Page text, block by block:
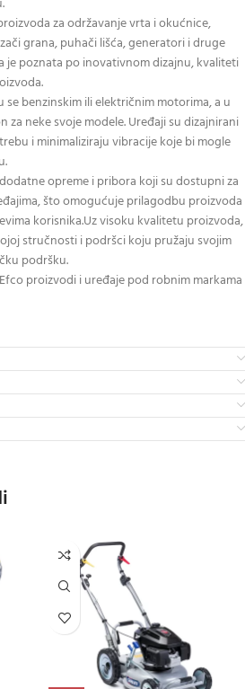
za održavanje vrta i okućnice,
grana, puhači lišća, generatori i druge
je poznata po inovativnom dizajnu, kvaliteti
benzinskim ili električnim motorima, a u
neke svoje modele. Uređaji su dizajnirani
i minimaliziraju vibracije koje bi mogle
opreme i pribora koji su dostupni za
što omogućuje prilagodbu proizvoda
korisnika.Uz visoku kvalitetu proizvoda,
stručnosti i podršci koju pružaju svojim
podršku.
proizvodi i uređaje pod robnim markama